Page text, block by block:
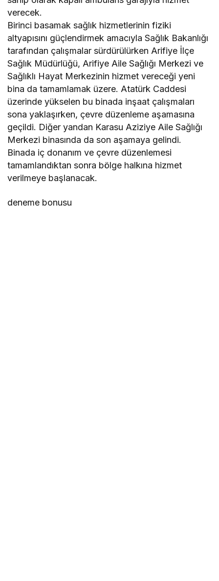
verecek.
Birinci basamak sağlık hizmetlerinin fiziki
altyapısını güçlendirmek amacıyla Sağlık Bakanlığı
tarafından çalışmalar sürdürülürken Arifiye İlçe
Sağlık Müdürlüğü, Arifiye Aile Sağlığı Merkezi ve
Sağlıklı Hayat Merkezinin hizmet vereceği yeni
bina da tamamlamak üzere. Atatürk Caddesi
üzerinde yükselen bu binada inşaat çalışmaları
sona yaklaşırken, çevre düzenleme aşamasına
geçildi. Diğer yandan Karasu Aziziye Aile Sağlığı
Merkezi binasında da son aşamaya gelindi.
Binada iç donanım ve çevre düzenlemesi
tamamlandıktan sonra bölge halkına hizmet
verilmeye başlanacak.
deneme bonusu